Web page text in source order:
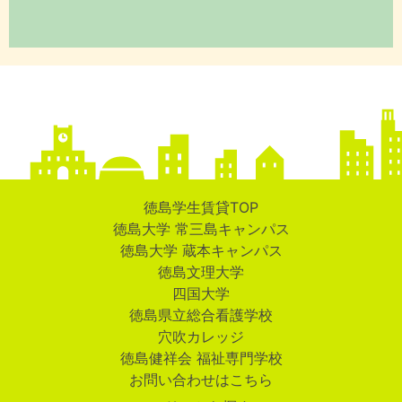
徳島学生賃貸TOP
徳島大学 常三島キャンパス
徳島大学 蔵本キャンパス
徳島文理大学
四国大学
徳島県立総合看護学校
穴吹カレッジ
徳島健祥会 福祉専門学校
お問い合わせはこちら